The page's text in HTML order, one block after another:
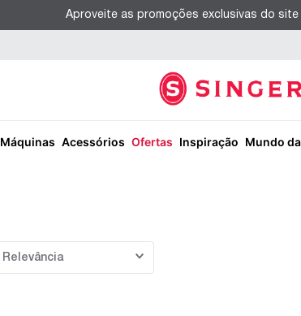
Aproveite as promoções exclusivas do site
Máquinas Acessórios Ofertas Inspiração Mundo
Relevância